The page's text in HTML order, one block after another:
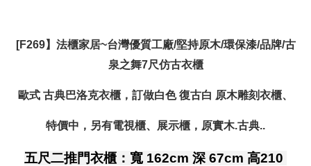
[F269】法櫃家居~台灣優質工廠/堅持原木/環保漆/品牌/古
泉之舞7尺仿古衣櫃
歐式 古典巴洛克衣櫃，訂做白色 復古白 原木雕刻衣櫃、
特價中，另有電視櫃、展示櫃，原實木.古典..
五尺二推門衣櫃：寬 162cm 深 67cm 高210